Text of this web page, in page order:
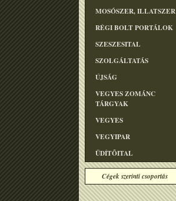
MOSÓSZER, ILLATSZER
RÉGI BOLT PORTÁLOK
SZESZESITAL
SZOLGÁLTATÁS
ÚJSÁG
VEGYES ZOMÁNC
TÁRGYAK
VEGYES
VEGYIPAR
ÜDÍTÕITAL
Cégek szerinti csoportás